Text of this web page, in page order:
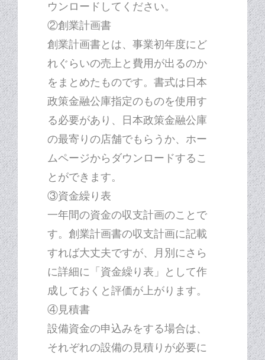
ウンロードしてください。
②創業計画書
創業計画書とは、事業初年度にど
れぐらいの売上と費用が出るのか
をまとめたものです。書式は日本
政策金融公庫指定のものを使用す
る必要があり、日本政策金融公庫
の最寄りの店舗でもらうか、ホー
ムページからダウンロードするこ
とができます。
③資金繰り表
一年間の資金の収支計画のことで
す。創業計画書の収支計画に記載
すれば大丈夫ですが、月別にさら
に詳細に「資金繰り表」として作
成しておくと評価が上がります。
④見積書
設備資金の申込みをする場合は、
それぞれの設備の見積りが必要に